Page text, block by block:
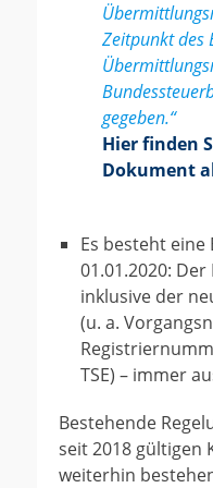
Zeitpunkt des
gegeben.“
Hier finden
Dokument
Es besteht
01.01.2020: Der
inklusive der
(u. a.
TSE) – immer
Bestehende
seit 2018 gültigen
weiterhin